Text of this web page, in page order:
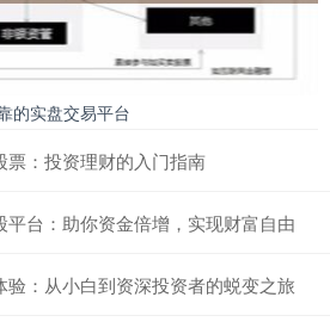
的实盘交易平台
票：投资理财的入门指南
台：助你资金倍增，实现财富自由
：从小白到资深投资者的蜕变之旅